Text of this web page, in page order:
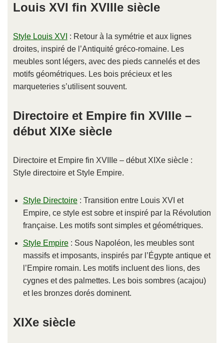
Louis XVI fin XVIIIe siècle
Style Louis XVI : Retour à la symétrie et aux lignes
droites, inspiré de l’Antiquité gréco-romaine. Les
meubles sont légers, avec des pieds cannelés et des
motifs géométriques. Les bois précieux et les
marqueteries s’utilisent souvent.
Directoire et Empire fin XVIIIe –
début XIXe siècle
Directoire et Empire fin XVIIIe – début XIXe siècle :
Style directoire et Style Empire.
Style Directoire: Transition entre Louis XVI et
Empire, ce style est sobre et inspiré par la Révolution
française. Les motifs sont simples et géométriques.
Style Empire: Sous Napoléon, les meubles sont
massifs et imposants, inspirés par l’Égypte antique et
l’Empire romain. Les motifs incluent des lions, des
cygnes et des palmettes. Les bois sombres (acajou)
et les bronzes dorés dominent.
XIXe siècle